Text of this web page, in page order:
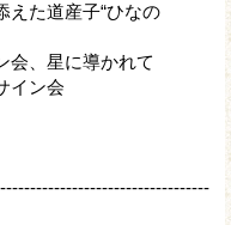
えた道産子“ひなの
会、星に導かれて
イン会